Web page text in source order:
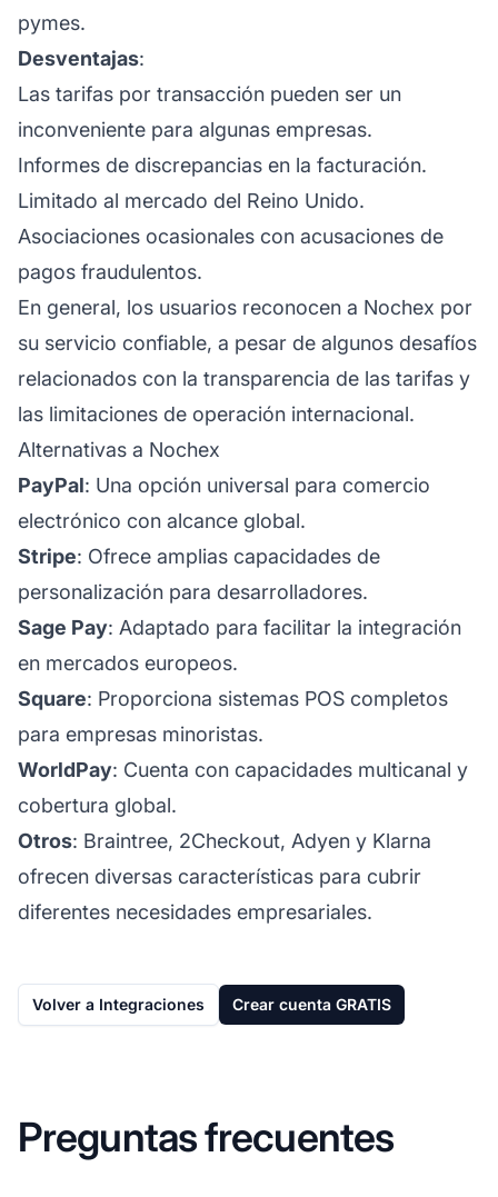
pymes.
Desventajas:
Las tarifas por transacción pueden ser un
inconveniente para algunas empresas.
Informes de discrepancias en la facturación.
Limitado al mercado del Reino Unido.
Asociaciones ocasionales con acusaciones de
pagos fraudulentos.
En general, los usuarios reconocen a Nochex por
su servicio confiable, a pesar de algunos desafíos
relacionados con la transparencia de las tarifas y
las limitaciones de operación internacional.
Alternativas a Nochex
PayPal: Una opción universal para comercio
electrónico con alcance global.
Stripe: Ofrece amplias capacidades de
personalización para desarrolladores.
Sage Pay: Adaptado para facilitar la integración
en mercados europeos.
Square: Proporciona sistemas POS completos
para empresas minoristas.
WorldPay: Cuenta con capacidades multicanal y
cobertura global.
Otros: Braintree, 2Checkout, Adyen y Klarna
ofrecen diversas características para cubrir
diferentes necesidades empresariales.
Volver a Integraciones Crear cuenta GRATIS
Preguntas frecuentes